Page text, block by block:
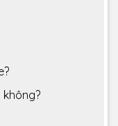
không?